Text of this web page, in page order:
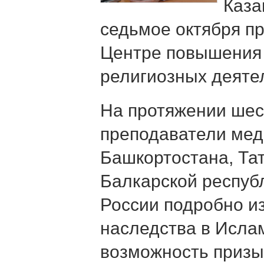
седьмое октября
Центре
религиозных
На протяжении
преподаватели
Башкортостана,
Балкарской
России подробно
наследства в
возможность